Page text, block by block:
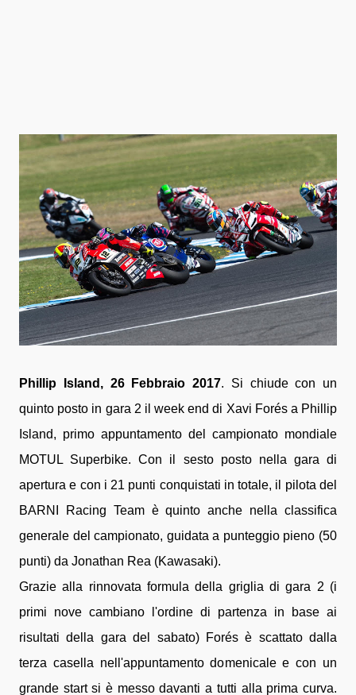
Phillip Island, 26 Febbraio 2017. Si chiude con un
quinto posto in gara 2 il week end di Xavi Forés a Phillip
Island, primo appuntamento del campionato mondiale
MOTUL Superbike. Con il sesto posto nella gara di
apertura e con i 21 punti conquistati in totale, il pilota del
BARNI Racing Team è quinto anche nella classifica
generale del campionato, guidata a punteggio pieno (50
punti) da Jonathan Rea (Kawasaki).
Grazie alla rinnovata formula della griglia di gara 2 (i
primi nove cambiano l'ordine di partenza in base ai
risultati della gara del sabato) Forés è scattato dalla
terza casella nell'appuntamento domenicale e con un
grande start si è messo davanti a tutti alla prima curva.